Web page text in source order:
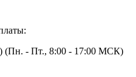
(Пн. - Пт., 8:00 - 17:00 МСК)